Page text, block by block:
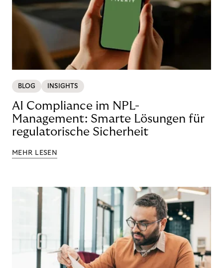
BLOG INSIGHTS
AI Compliance im NPL-
Management: Smarte Lösungen für
regulatorische Sicherheit
MEHR LESEN